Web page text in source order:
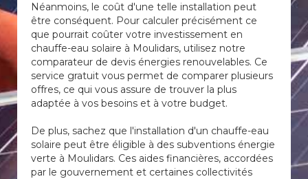
Néanmoins, le coût d'une telle installation peut
être conséquent. Pour calculer précisément ce
que pourrait coûter votre investissement en
chauffe-eau solaire à Moulidars, utilisez notre
comparateur de devis énergies renouvelables. Ce
service gratuit vous permet de comparer plusieurs
offres, ce qui vous assure de trouver la plus
adaptée à vos besoins et à votre budget.
De plus, sachez que l'installation d'un chauffe-eau
solaire peut être éligible à des subventions énergie
verte à Moulidars. Ces aides financières, accordées
par le gouvernement et certaines collectivités